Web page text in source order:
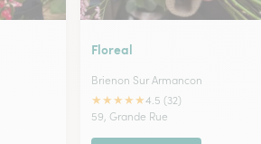
Floreal
Brienon Sur Armancon
★★★★★4.5 (32)
59, Grande Rue